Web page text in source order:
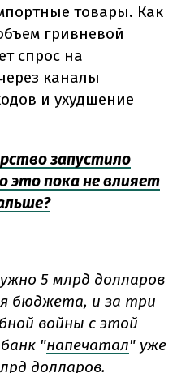
товары. Как
гривневой
спрос на
каналы
и ухудшение
запустило
это пока не влияет
5 млрд долларов
бюджета, и за три
войны с этой
"напечатал" уже
долларов.